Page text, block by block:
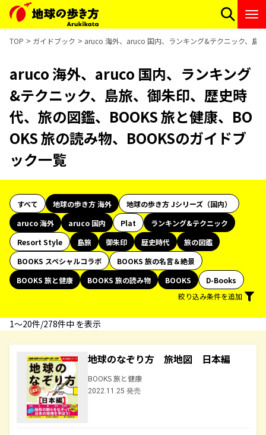
TOP ガイドブック aruco 海外、aruco 国内、ランキング&テクニック、島
aruco 海外、aruco 国内、ランキング
&テクニック、島旅、御朱印、歴史時
代、旅の図鑑、BOOKS 旅と健康、BO
OKS 旅の読み物、BOOKSのガイドブ
ック一覧
すべて 地球の歩き方 海外
地球の歩き方 Jシリーズ（国内）
aruco 海外
aruco 国内 Plat
ランキング&テクニック
Resort Style
島旅 御朱印 歴史時代
旅の図鑑
BOOKS スペシャルコラボ
BOOKS 旅の名言＆絶景
BOOKS 旅と健康
BOOKS 旅の読み物 BOOKS
D-Books
絞り込み条件を追加
1〜20件/278件中 を表示
地球のなぞり方 旅地図 日本編
BOOKS 旅と健康
2022.11.25 発売